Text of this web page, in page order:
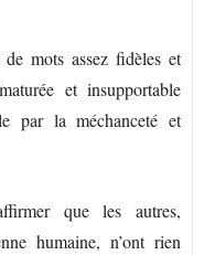
mots assez fidèles et
et insupportable
par la méchanceté et
que les autres,
humaine, n’ont rien